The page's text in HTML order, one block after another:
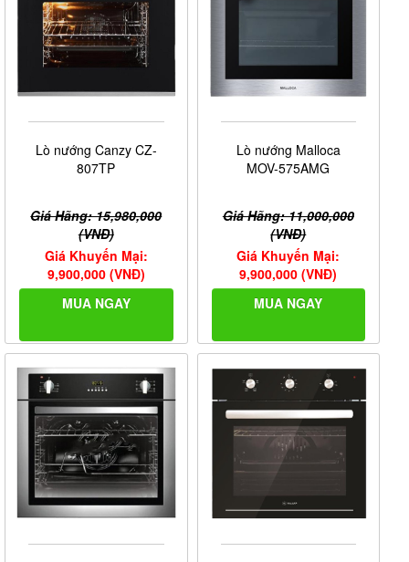
Lò nướng Canzy CZ-
807TP
Giá Hãng: 15,980,000
(VNĐ)
Giá Khuyến Mại:
9,900,000 (VNĐ)
MUA NGAY
Lò nướng Malloca
MOV-575AMG
Giá Hãng: 11,000,000
(VNĐ)
Giá Khuyến Mại:
9,900,000 (VNĐ)
MUA NGAY